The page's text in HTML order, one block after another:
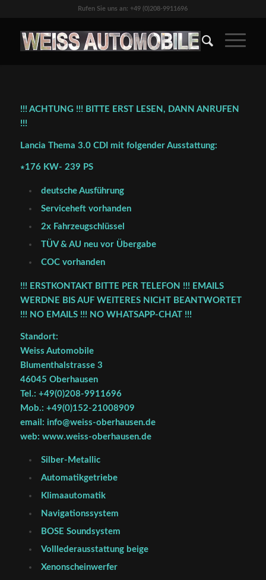
Rufen Sie uns an: +49 (0)208-9911696
!!! ACHTUNG !!! BITTE ERST LESEN, DANN ANRUFEN
!!!
Lancia Thema 3.0 CDI mit folgender Ausstattung:
∗176 KW- 239 PS
deutsche Ausführung
Serviceheft vorhanden
2x Fahrzeugschlüssel
TÜV & AU neu vor Übergabe
COC vorhanden
!!! ERSTKONTAKT BITTE PER TELEFON !!! EMAILS
WERDNE BIS AUF WEITERES NICHT BEANTWORTET
!!! NO EMAILS !!! NO WHATSAPP-CHAT !!!
Standort:
Weiss Automobile
Blumenthalstrasse 3
46045 Oberhausen
Tel.: +49(0)208-9911696
Mob.: +49(0)152-21008909
email: info@weiss-oberhausen.de
web: www.weiss-oberhausen.de
Silber-Metallic
Automatikgetriebe
Klimaautomatik
Navigationssystem
BOSE Soundsystem
Volllederausstattung beige
Xenonscheinwerfer